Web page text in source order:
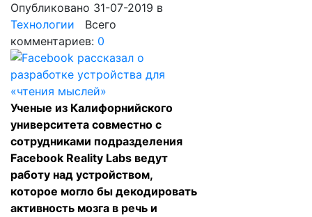
Опубликовано 31-07-2019 в
Технологии Всего
комментариев: 0
Ученые из Калифорнийского
университета совместно с
сотрудниками подразделения
Facebook Reality Labs ведут
работу над устройством,
которое могло бы декодировать
активность мозга в речь и